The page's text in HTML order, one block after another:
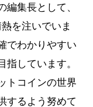
集長として、
を注いでいま
でわかりやすい
しています。
トコインの世界
するよう努めて